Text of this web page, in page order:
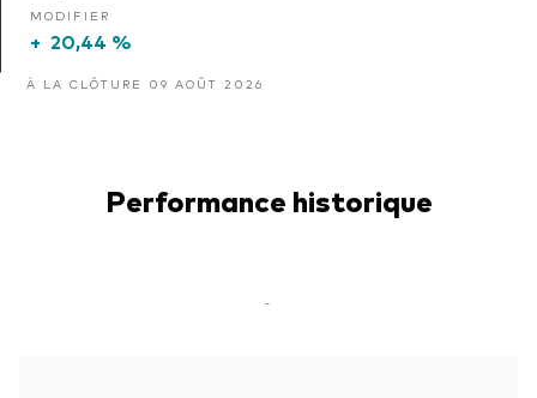
MODIFIER
+ 20,44 %
À LA CLÔTURE 09 AOÛT 2026
Performance historique
-